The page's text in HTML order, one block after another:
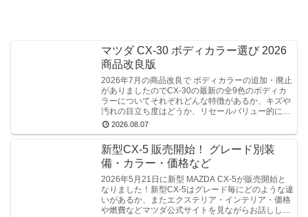
マツダ CX-30 ボディカラー選び 2026
商品改良版
2026年7月の商品改良で ボディカラーの追加・廃止
がありましたのでCX-30の最新の全9色のボディカ
ラーについてそれぞれどんな特徴があるか、キズや
汚れの目立ち度はどうか、リセールバリュー的には
どうかなどについてお話ししています。
2026.08.07
新型CX-5 販売開始！ グレード別装
備・カラー・価格など
2026年5月21日に新型 MAZDA CX-5が販売開始と
なりました！新型CX-5はグレード毎にどのような違
いがあるか、またエクステリア・インテリア・価格
や燃費などマツダ公式サイトを見ながらお話しして